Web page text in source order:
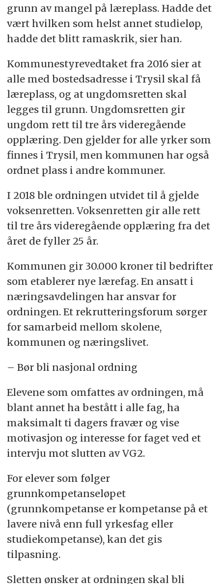
grunn av mangel på læreplass. Hadde det
vært hvilken som helst annet studieløp,
hadde det blitt ramaskrik, sier han.
Kommunestyrevedtaket fra 2016 sier at
alle med bostedsadresse i Trysil skal få
læreplass, og at ungdomsretten skal
legges til grunn. Ungdomsretten gir
ungdom rett til tre års videregående
opplæring. Den gjelder for alle yrker som
finnes i Trysil, men kommunen har også
ordnet plass i andre kommuner.
I 2018 ble ordningen utvidet til å gjelde
voksenretten. Voksenretten gir alle rett
til tre års videregående opplæring fra det
året de fyller 25 år.
Kommunen gir 30.000 kroner til bedrifter
som etablerer nye lærefag. En ansatt i
næringsavdelingen har ansvar for
ordningen. Et rekrutteringsforum sørger
for samarbeid mellom skolene,
kommunen og næringslivet.
– Bør bli nasjonal ordning
Elevene som omfattes av ordningen, må
blant annet ha bestått i alle fag, ha
maksimalt ti dagers fravær og vise
motivasjon og interesse for faget ved et
intervju mot slutten av VG2.
For elever som følger
grunnkompetanseløpet
(grunnkompetanse er kompetanse på et
lavere nivå enn full yrkesfag eller
studiekompetanse), kan det gis
tilpasning.
Sletten ønsker at ordningen skal bli